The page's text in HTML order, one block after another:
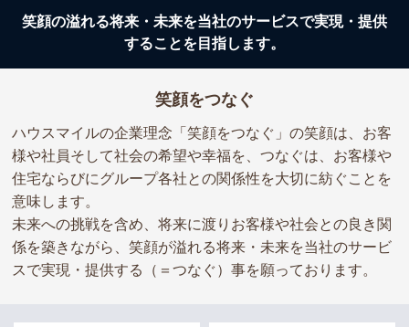
笑顔の溢れる将来・未来を当社のサービスで実現・提供
することを目指します。
笑顔をつなぐ
ハウスマイルの企業理念「笑顔をつなぐ」の笑顔は、お客
様や社員そして社会の希望や幸福を、つなぐは、お客様や
住宅ならびにグループ各社との関係性を大切に紡ぐことを
意味します。
未来への挑戦を含め、将来に渡りお客様や社会との良き関
係を築きながら、笑顔が溢れる将来・未来を当社のサービ
スで実現・提供する（＝つなぐ）事を願っております。